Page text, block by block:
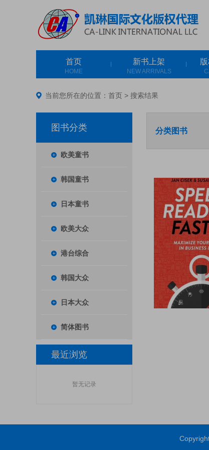
首页
HOME
新书上架
NEW ARRIVALS
当前您所在的位置： 首页 > 搜索结果
图书分类
欧美童书
韩国童书
日本童书
欧美大众
港台综合
韩国大众
日本大众
简体图书
最近浏览
暂无记录
分类图书